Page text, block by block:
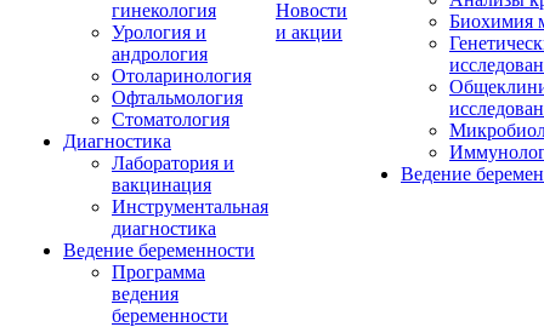
гинекология
Урология и
андрология
Отоларинология
Офтальмология
Стоматология
Диагностика
Лаборатория и
вакцинация
Инструментальная
диагностика
Ведение беременности
Программа
ведения
беременности
Новости
и акции
Биохимия
Ведение